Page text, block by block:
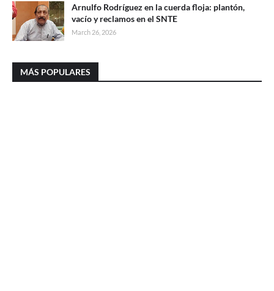
Arnulfo Rodríguez en la cuerda floja: plantón,
vacío y reclamos en el SNTE
March 26, 2026
MÁS POPULARES